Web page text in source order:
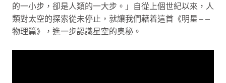
的一小步，卻是人類的一大步。」自從上個世紀以來，人
類對太空的探索從未停止，就讓我們藉着這首《明星——
物理篇》，進一步認識星空的奧秘。